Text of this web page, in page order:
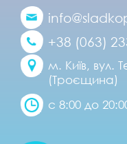
+38 (063)
м. Київ, вул.
(Троєщина)
с 8:00 до